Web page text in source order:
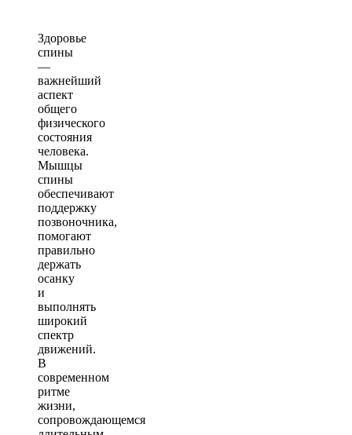
Здоровье
спины
—
важнейший
аспект
общего
физического
состояния
человека.
Мышцы
спины
обеспечивают
поддержку
позвоночника,
помогают
правильно
держать
осанку
и
выполнять
широкий
спектр
движений.
В
современном
ритме
жизни,
сопровождающемся